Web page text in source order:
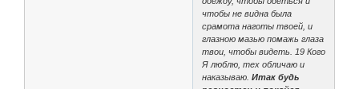
чтобы не видна была
срамота наготы твоей, и
глазною мазью помажь глаза
твои, чтобы видеть. 19 Кого
Я люблю, тех обличаю и
наказываю.Итак будь